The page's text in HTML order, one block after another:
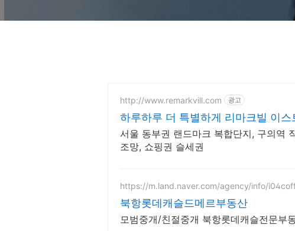
http://www.remarkvill.com 광고
하루하루 더 특별하게 리마크빌 이스
서울 동부권 랜드마크 복합단지, 구의역
조망, 쇼핑권 슬세권
https://m.land.naver.com/agency/info/
북항롯데캐슬드메르부동산
모범중개/친절중개 북항롯데캐슬전문부